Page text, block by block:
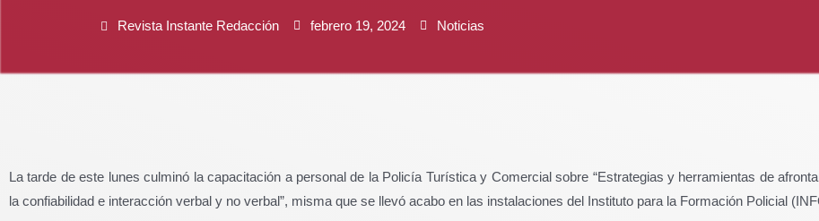
Revista Instante Redacción febrero 19, 2024 Noticias
La tarde de este lunes culminó la capacitación a personal de la Policía Turística y Comercial sobre “Estrategias y herramientas de
la confiabilidad e interacción verbal y no verbal”, misma que se llevó acabo en las instalaciones del Instituto para la Formación Policial